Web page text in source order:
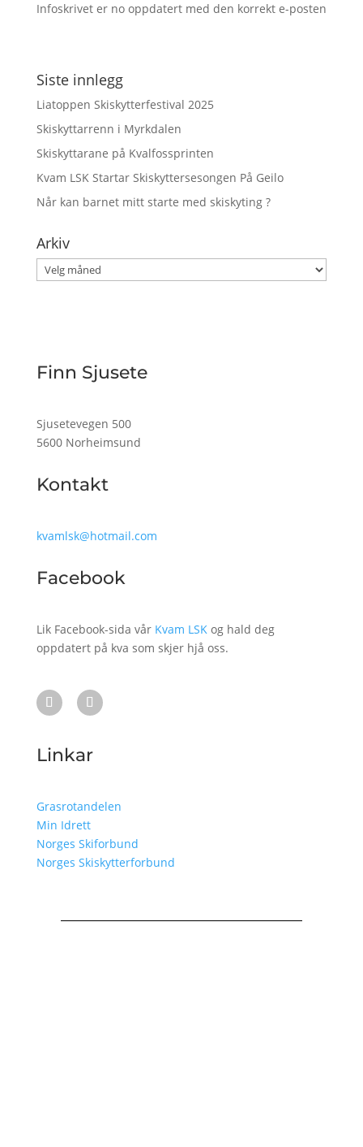
Infoskrivet er no oppdatert med den korrekt e-posten
Siste innlegg
Liatoppen Skiskytterfestival 2025
Skiskyttarrenn i Myrkdalen
Skiskyttarane på Kvalfossprinten
Kvam LSK Startar Skiskyttersesongen På Geilo
Når kan barnet mitt starte med skiskyting ?
Arkiv
Arkiv
Finn Sjusete
Sjusetevegen 500
5600 Norheimsund
Kontakt
kvamlsk@hotmail.com
Facebook
Lik Facebook-sida vår Kvam LSKog hald deg
oppdatert på kva som skjer hjå oss.
Linkar
Grasrotandelen
Min Idrett
Norges Skiforbund
Norges Skiskytterforbund